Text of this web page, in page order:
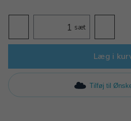
sæt
Læg i
Tilføj til